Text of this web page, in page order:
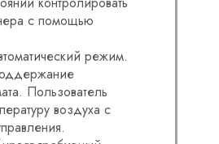
с помощью
режим.
Пользователь
воздуха с